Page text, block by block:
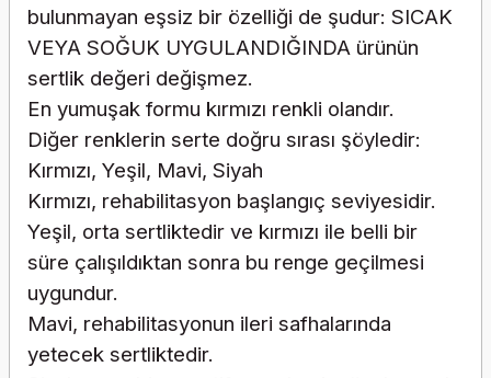
bulunmayan eşsiz bir özelliği de şudur: SICAK
VEYA SOĞUK UYGULANDIĞINDA ürünün
sertlik değeri değişmez.
En yumuşak formu kırmızı renkli olandır.
Diğer renklerin serte doğru sırası şöyledir:
Kırmızı, Yeşil, Mavi, Siyah
Kırmızı, rehabilitasyon başlangıç seviyesidir.
Yeşil, orta sertliktedir ve kırmızı ile belli bir
süre çalışıldıktan sonra bu renge geçilmesi
uygundur.
Mavi, rehabilitasyonun ileri safhalarında
yetecek sertliktedir.